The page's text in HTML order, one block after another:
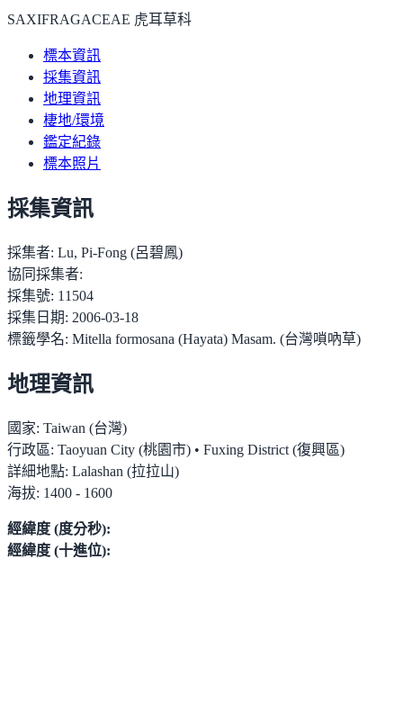
SAXIFRAGACEAE 虎耳草科
標本資訊
採集資訊
地理資訊
棲地/環境
鑑定紀錄
標本照片
採集資訊
採集者: Lu, Pi-Fong (呂碧鳳)
協同採集者:
採集號: 11504
採集日期: 2006-03-18
標籤學名: Mitella formosana (Hayata) Masam. (台灣嗩吶草)
地理資訊
國家: Taiwan (台灣)
行政區: Taoyuan City (桃園市) • Fuxing District (復興區)
詳細地點: Lalashan (拉拉山)
海拔: 1400 - 1600
經緯度 (度分秒):
經緯度 (十進位):